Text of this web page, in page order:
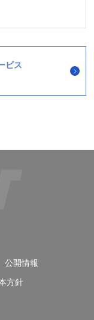
ビス
公開情報
方針